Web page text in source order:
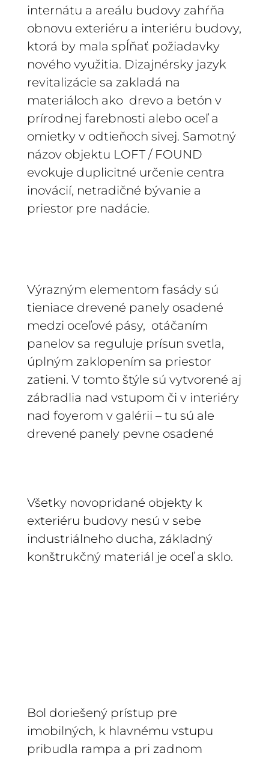
internátu a areálu budovy zahŕňa
obnovu exteriéru a interiéru budovy,
ktorá by mala spĺňať požiadavky
nového využitia. Dizajnérsky jazyk
revitalizácie sa zakladá na
materiáloch ako drevo a betón v
prírodnej farebnosti alebo oceľ a
omietky v odtieňoch sivej. Samotný
názov objektu LOFT / FOUND
evokuje duplicitné určenie centra
inovácií, netradičné bývanie a
priestor pre nadácie.
Výrazným elementom fasády sú
tieniace drevené panely osadené
medzi oceľové pásy, otáčaním
panelov sa reguluje prísun svetla,
úplným zaklopením sa priestor
zatieni. V tomto štýle sú vytvorené aj
zábradlia nad vstupom či v interiéry
nad foyerom v galérii – tu sú ale
drevené panely pevne osadené
Všetky novopridané objekty k
exteriéru budovy nesú v sebe
industriálneho ducha, základný
konštrukčný materiál je oceľ a sklo.
Bol doriešený prístup pre
imobilných, k hlavnému vstupu
pribudla rampa a pri zadnom